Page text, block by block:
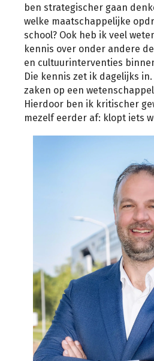
ben strategischer gaan
welke maatschappelijke
school? Ook heb ik veel
kennis over onder andere
en cultuurinterventies
Die kennis zet ik dagelijks
zaken op een
Hierdoor ben ik kritischer
mezelf eerder af: klopt iets